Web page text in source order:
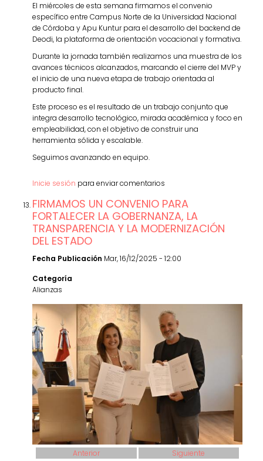
El miércoles de esta semana firmamos el convenio
específico entre Campus Norte de la Universidad Nacional
de Córdoba y Apu Kuntur para el desarrollo del backend de
Deodi, la plataforma de orientación vocacional y formativa.
Durante la jornada también realizamos una muestra de los
avances técnicos alcanzados, marcando el cierre del MVP y
el inicio de una nueva etapa de trabajo orientada al
producto final.
Este proceso es el resultado de un trabajo conjunto que
integra desarrollo tecnológico, mirada académica y foco en
empleabilidad, con el objetivo de construir una
herramienta sólida y escalable.
Seguimos avanzando en equipo.
Inicie sesión para enviar comentarios
FIRMAMOS UN CONVENIO PARA
FORTALECER LA GOBERNANZA, LA
TRANSPARENCIA Y LA MODERNIZACIÓN
DEL ESTADO
Fecha Publicación Mar, 16/12/2025 - 12:00
Categoría
Alianzas
Anterior Siguiente